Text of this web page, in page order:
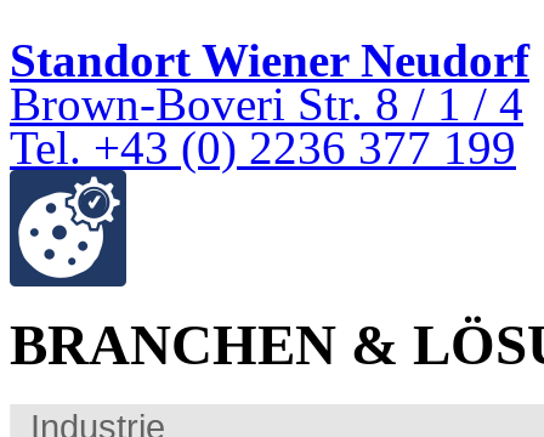
Standort Wiener Neudorf
Brown-Boveri Str. 8 / 1 / 4
Tel. +43 (0) 2236 377 199
BRANCHEN &
Industrie